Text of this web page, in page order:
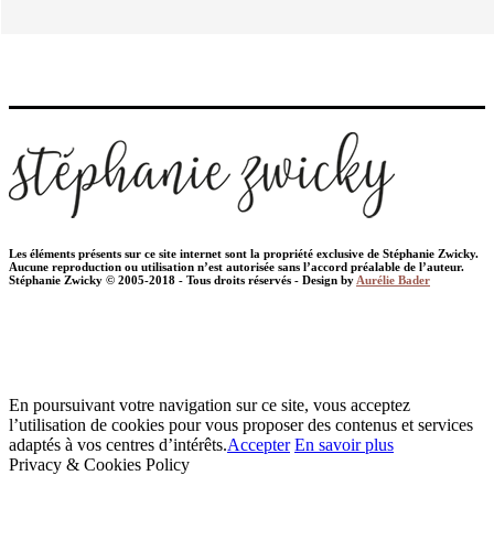
Les éléments présents sur ce site internet sont la propriété exclusive de Stéphanie Zwicky.
Aucune reproduction ou utilisation n’est autorisée sans l’accord préalable de l’auteur.
Stéphanie Zwicky © 2005-2018 - Tous droits réservés - Design by Aurélie Bader
En poursuivant votre navigation sur ce site, vous acceptez
l’utilisation de cookies pour vous proposer des contenus et services
adaptés à vos centres d’intérêts.Accepter En savoir plus
Privacy & Cookies Policy